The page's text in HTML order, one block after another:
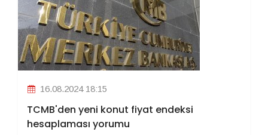
16.08.2024 18:15
TCMB'den yeni konut fiyat endeksi
hesaplaması yorumu